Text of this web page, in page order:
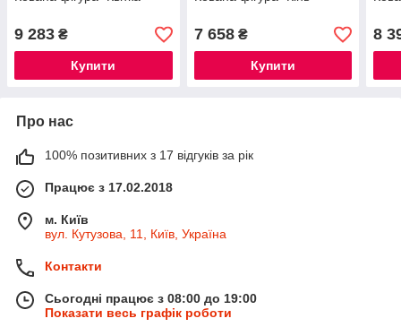
9 283 ₴
Купити
7 658₴
Купити
8
Про нас
100% позитивних з 17 відгуків за рік
Працює з 17.02.2018
м. Київ
вул. Кутузова, 11, Київ, Україна
Контакти
Сьогодні працює з 08:00 до 19:00
Показати весь графік роботи